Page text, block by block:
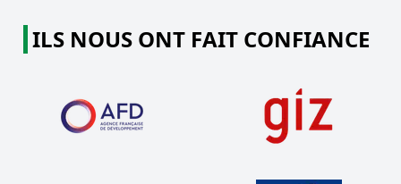
ILS NOUS ONT FAIT CONFIANCE